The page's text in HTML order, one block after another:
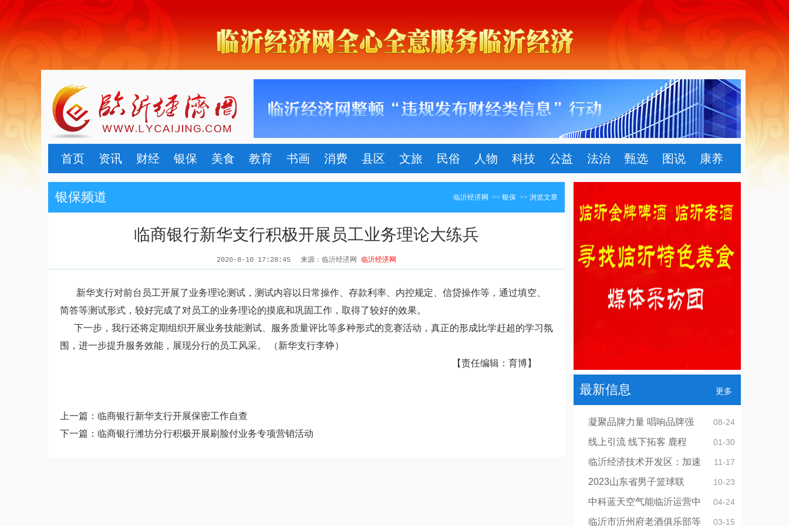
首页 资讯 财经 银保 美食 教育 书画 消费 县区 文旅 民俗 人物 科技 公益 法治 甄选 图说 康养
临沂经济网 >> 银保 >> 浏览文章
银保频道
临商银行新华支行积极开展员工业务理论大练兵
2020-8-10 17:28:45 来源：临沂经济网 临沂经济网
新华支行对前台员工开展了业务理论测试，测试内容以日常操作、存款利率、内控规定、信贷操作等，通过填空、
简答等测试形式，较好完成了对员工的业务理论的摸底和巩固工作，取得了较好的效果。
下一步，我行还将定期组织开展业务技能测试、服务质量评比等多种形式的竞赛活动，真正的形成比学赶超的学习氛
围，进一步提升服务效能，展现分行的员工风采。 （新华支行李铮）
【责任编辑：育博】
上一篇： 临商银行新华支行开展保密工作自查
下一篇： 临商银行潍坊分行积极开展刷脸付业务专项营销活动
更多
最新信息
08-24
凝聚品牌力量 唱响品牌强
01-30
线上引流 线下拓客 鹿程
11-17
临沂经济技术开发区：加速
10-23
2023山东省男子篮球联
04-24
中科蓝天空气能临沂运营中
03-15
临沂市沂州府老酒俱乐部等